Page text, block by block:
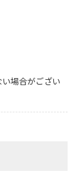
い場合がござい